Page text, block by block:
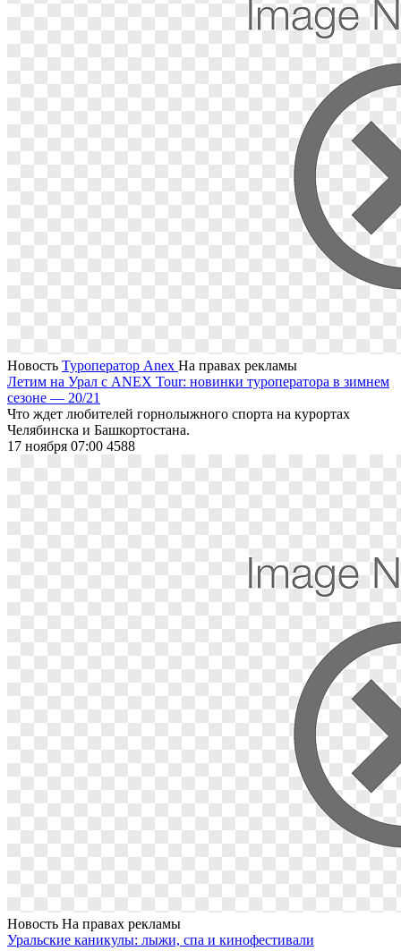
Новость Туроператор Anex На правах рекламы
Летим на Урал с ANEX Tour: новинки туроператора в зимнем
сезоне — 20/21
Что ждет любителей горнолыжного спорта на курортах
Челябинска и Башкортостана.
17 ноября 07:00 4588
Новость На правах рекламы
Уральские каникулы: лыжи, спа и кинофестивали